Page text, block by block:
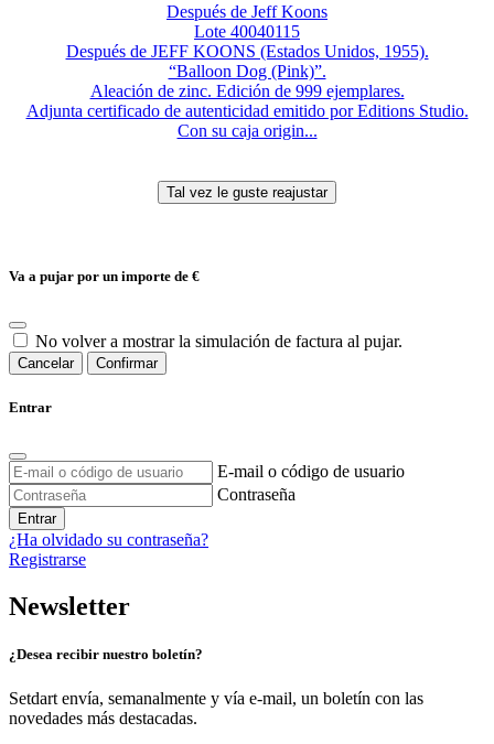
Después de Jeff Koons
Lote 40040115
Después de JEFF KOONS (Estados Unidos, 1955).
“Balloon Dog (Pink)”.
Aleación de zinc. Edición de 999 ejemplares.
Adjunta certificado de autenticidad emitido por Editions Studio.
Con su caja origin...
Va a pujar por un importe de €
No volver a mostrar la simulación de factura al pujar.
Cancelar Confirmar
Entrar
E-mail o código de usuario
Contraseña
Entrar
¿Ha olvidado su contraseña?
Registrarse
Newsletter
¿Desea recibir nuestro boletín?
Setdart envía, semanalmente y vía e-mail, un boletín con las
novedades más destacadas.